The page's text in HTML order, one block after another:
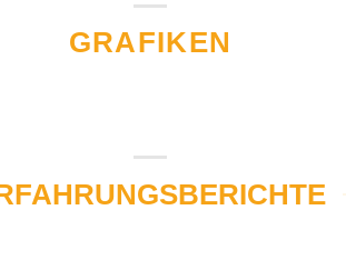
GRAFIKEN